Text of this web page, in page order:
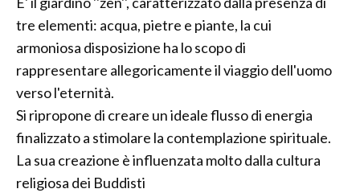
tre elementi: acqua, pietre e piante, la cui
armoniosa disposizione ha lo scopo di
rappresentare allegoricamente il viaggio dell'uomo
verso l'eternità.
Si ripropone di creare un ideale flusso di energia
finalizzato a stimolare la contemplazione spirituale.
La sua creazione è influenzata molto dalla cultura
religiosa dei Buddisti